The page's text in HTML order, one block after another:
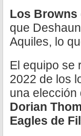
Los Browns
que
Aquiles, lo
El equipo se
2022 de los
una elección
Dorian
Eagles de